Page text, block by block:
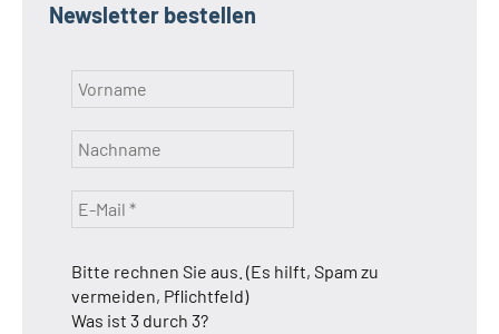
Newsletter bestellen
Bitte rechnen Sie aus. (Es hilft, Spam zu
vermeiden, Pflichtfeld)
Was ist 3 durch 3?